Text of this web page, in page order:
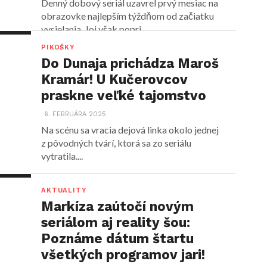
Denný dobový seriál uzavrel prvý mesiac na
obrazovke najlepším týždňom od začiatku
vysielania, Joj však popri...
PIKOŠKY
Do Dunaja prichádza Maroš
Kramár! U Kučerovcov
praskne veľké tajomstvo
6. FEBRUÁRA 2025
Na scénu sa vracia dejová linka okolo jednej
z pôvodných tvárí, ktorá sa zo seriálu
vytratila....
AKTUALITY
Markíza zaútočí novým
seriálom aj reality šou:
Poznáme dátum štartu
všetkých programov jari!